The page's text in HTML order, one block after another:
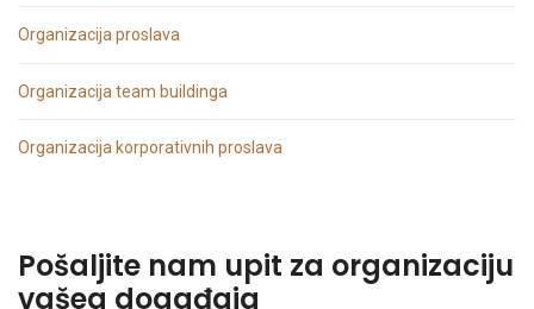
Organizacija proslava
Organizacija team buildinga
Organizacija korporativnih proslava
Pošaljite nam upit za organizaciju
vašeg događaja